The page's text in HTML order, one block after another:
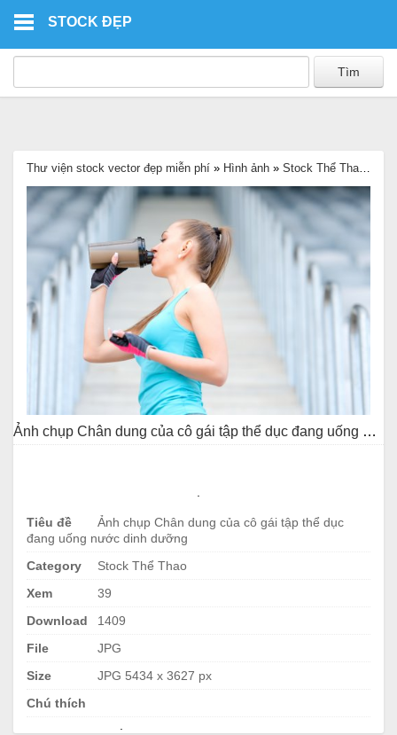
STOCK ĐẸP
Thư viện stock vector đẹp miễn phí » Hình ảnh » Stock Thể Thao »
Ảnh chụp Chân dung của cô gái tập thể dục đang uống nước dinh dưỡng
.
Tiêu đề
Ảnh chụp Chân dung của cô gái tập thể dục
đang uống nước dinh dưỡng
Category
Stock Thể Thao
Xem
39
Download
1409
File
JPG
Size
JPG 5434 x 3627 px
Chú thích
.